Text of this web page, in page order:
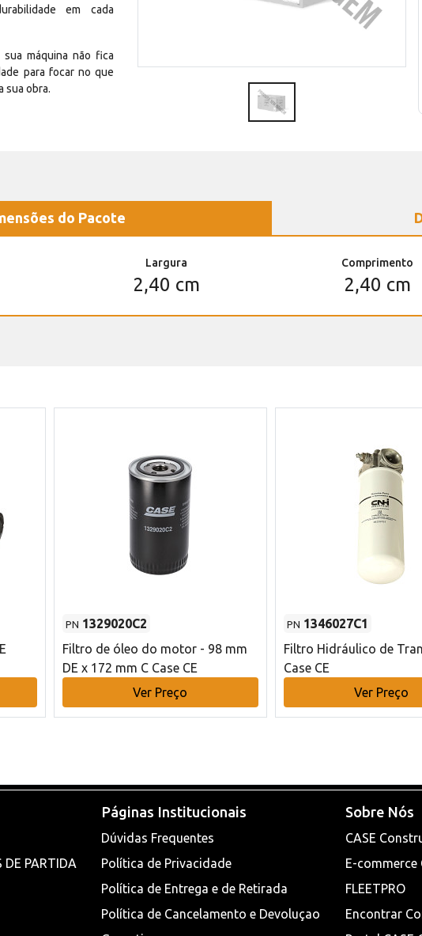
em cada
sua máquina não fica
para focar no que
sua obra.
do Pacote
Largura
2,40 cm
Comprimento
2,40 cm
PN 1329020C2
Filtro de óleo do motor - 98 mm
DE x 172 mm C Case CE
Ver Preço
PN 1346027C1
Filtro Hidráulico de
Case CE
Ver Preço
DE PARTIDA
Páginas Institucionais
Dúvidas Frequentes
Política de Privacidade
Política de Entrega e de Retirada
Política de Cancelamento e Devoluçao
Sobre Nós
CASE
E-commerce
FLEETPRO
Encontrar